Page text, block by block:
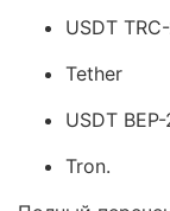
USDT
Tether
USDT
Tron.